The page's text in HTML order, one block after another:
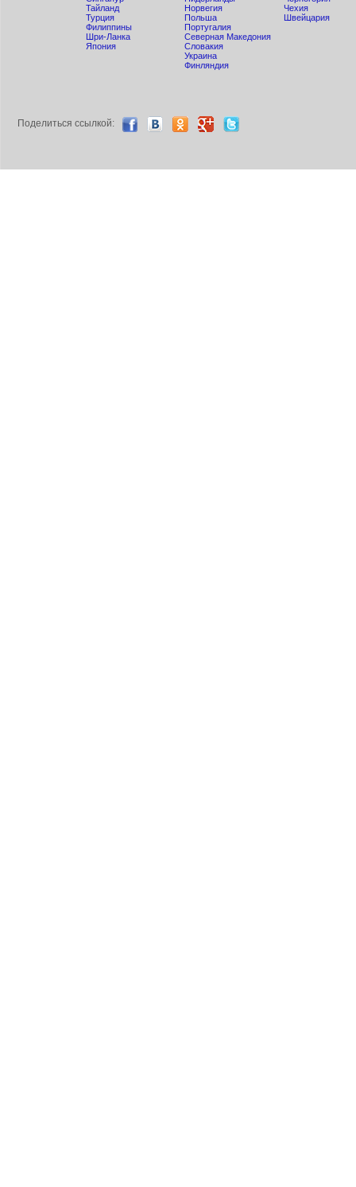
Тайланд
Турция
Филиппины
Шри-Ланка
Япония
Норвегия
Польша
Португалия
Северная Македония
Словакия
Украина
Финляндия
Чехия
Швейцария
Поделиться ccылкой: